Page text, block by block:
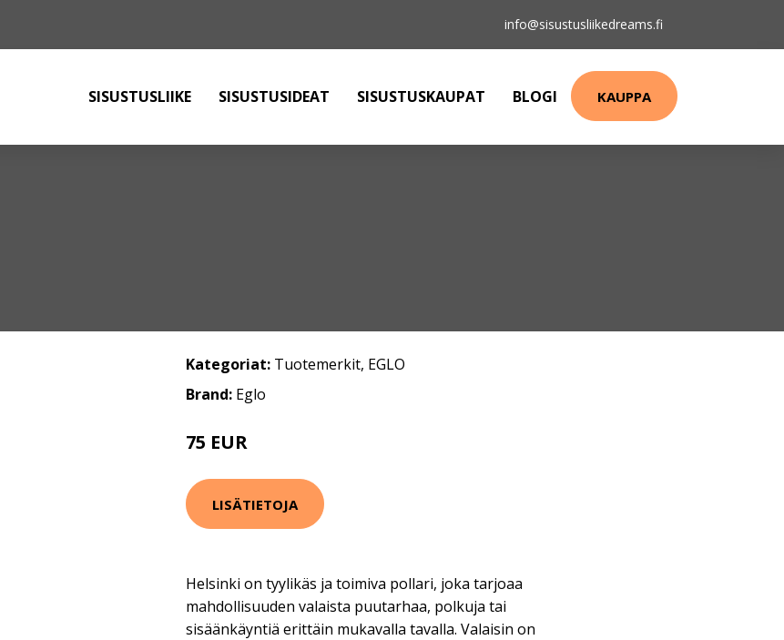
info@sisustusliikedreams.fi
SISUSTUSLIIKE SISUSTUSIDEAT SISUSTUSKAUPAT BLOGI KAUPPA
Kategoriat: Tuotemerkit, EGLO
Brand: Eglo
75 EUR
LISÄTIETOJA
Helsinki on tyylikäs ja toimiva pollari, joka tarjoaa
mahdollisuuden valaista puutarhaa, polkuja tai
sisäänkäyntiä erittäin mukavalla tavalla. Valaisin on